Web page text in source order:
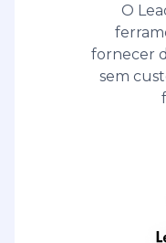
O
fornecer
sem